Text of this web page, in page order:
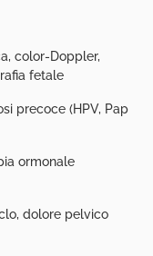
color-Doppler,
fetale
precoce (HPV, Pap
ormonale
dolore pelvico